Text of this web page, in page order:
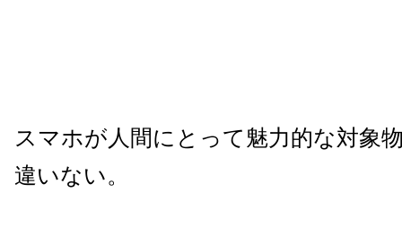
スマホが人間にとって魅力的な対象
違いない。